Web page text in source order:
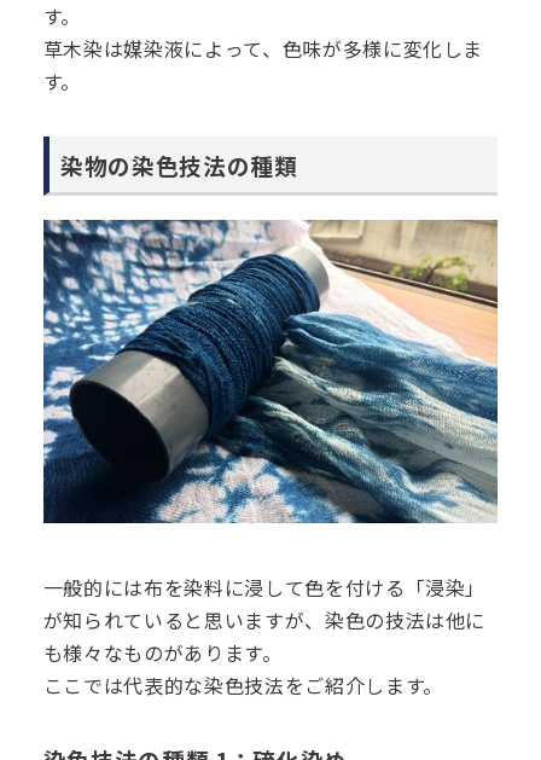
す。
草木染は媒染液によって、色味が多様に変化しま
す。
染物の染色技法の種類
一般的には布を染料に浸して色を付ける「浸染」
が知られていると思いますが、染色の技法は他に
も様々なものがあります。
ここでは代表的な染色技法をご紹介します。